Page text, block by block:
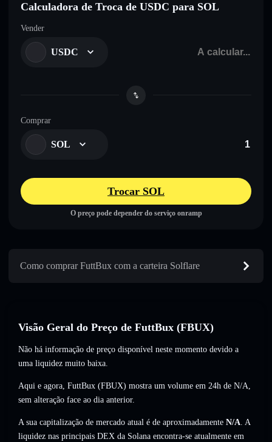
Calculadora de Troca de USDC para SOL
Vender
USDC
Comprar
SOL
Trocar SOL
O preço pode depender do serviço onramp
Como comprar FuttBux com a carteira Solflare
Visão Geral do Preço de FuttBux (FBUX)
Não há informação de preço disponível neste momento devido a
uma liquidez muito baixa.
Aqui e agora, FuttBux (FBUX) mostra um volume em 24h de N/A,
sem alteração face ao dia anterior.
A sua capitalização de mercado atual é de aproximadamente N/A. A
liquidez nas principais DEX da Solana encontra-se atualmente em